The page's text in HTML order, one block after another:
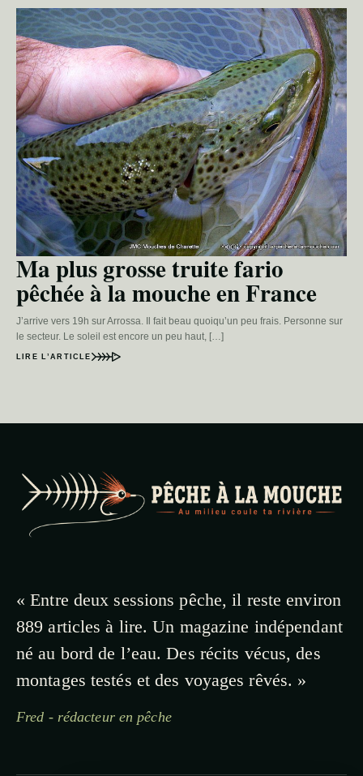
Ma plus grosse truite fario
pêchée à la mouche en France
J’arrive vers 19h sur Arrossa. Il fait beau quoiqu’un peu frais. Personne sur
le secteur. Le soleil est encore un peu haut, […]
LIRE L’ARTICLE
« Entre deux sessions pêche, il reste environ
889 articles à lire. Un magazine indépendant
né au bord de l’eau. Des récits vécus, des
montages testés et des voyages rêvés. »
Fred - rédacteur en pêche